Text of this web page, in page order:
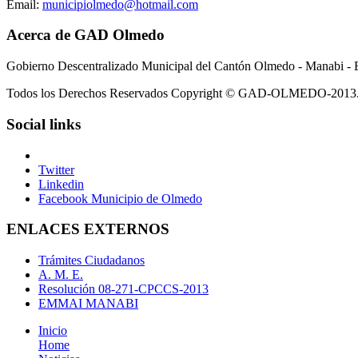
Email: municipiolmedo@hotmail.com
Acerca de GAD Olmedo
Gobierno Descentralizado Municipal del Cantón Olmedo - Manabi -
Todos los Derechos Reservados Copyright © GAD-OLMEDO-2013.
Social links
Twitter
Linkedin
Facebook Municipio de Olmedo
ENLACES EXTERNOS
Trámites Ciudadanos
A. M. E.
Resolución 08-271-CPCCS-2013
EMMAI MANABI
Inicio
Home